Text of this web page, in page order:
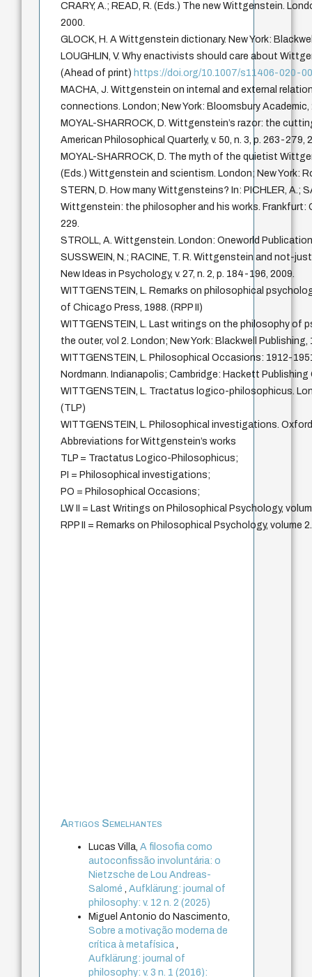
CRARY, A.; READ, R. (Eds.) The new Wittgenstein.
2000.
GLOCK, H. A Wittgenstein dictionary. New York:
LOUGHLIN, V. Why enactivists should care about
(Ahead of print) https://doi.org/10.1007/s11406-020-
MACHA, J. Wittgenstein on internal and external
connections. London; New York: Bloomsbury Academic,
MOYAL-SHARROCK, D. Wittgenstein’s razor: the
American Philosophical Quarterly, v. 50, n. 3, p. 263-279,
MOYAL-SHARROCK, D. The myth of the quietist
(Eds.) Wittgenstein and scientism. London; New York:
STERN, D. How many Wittgensteins? In: PICHLER, A.;
Wittgenstein: the philosopher and his works. Frankfurt:
229.
STROLL, A. Wittgenstein. London: Oneworld
SUSSWEIN, N.; RACINE, T. R. Wittgenstein and not-
New Ideas in Psychology, v. 27, n. 2, p. 184-196, 2009.
WITTGENSTEIN, L. Remarks on philosophical
of Chicago Press, 1988. (RPP II)
WITTGENSTEIN, L. Last writings on the philosophy of
the outer, vol 2. London; New York: Blackwell Publishing,
WITTGENSTEIN, L. Philosophical Occasions: 1912-
Nordmann. Indianapolis; Cambridge: Hackett Publishing
WITTGENSTEIN, L. Tractatus logico-philosophicus.
(TLP)
WITTGENSTEIN, L. Philosophical investigations.
Abbreviations for Wittgenstein’s works
TLP = Tractatus Logico-Philosophicus;
PI = Philosophical investigations;
PO = Philosophical Occasions;
LW II = Last Writings on Philosophical Psychology,
RPP II = Remarks on Philosophical Psychology, volume 2.
Artigos Semelhantes
Lucas Villa,A filosofia como
autoconfissão involuntária: o
Nietzsche de Lou Andreas-
Salomé,Aufklärung: journal of
philosophy: v. 12 n. 2 (2025)
Miguel Antonio do Nascimento,
Sobre a motivação moderna de
crítica à metafísica,
Aufklärung: journal of
philosophy: v. 3 n. 1 (2016):